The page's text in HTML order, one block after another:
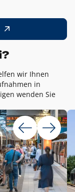
wir Ihnen
in
wenden Sie